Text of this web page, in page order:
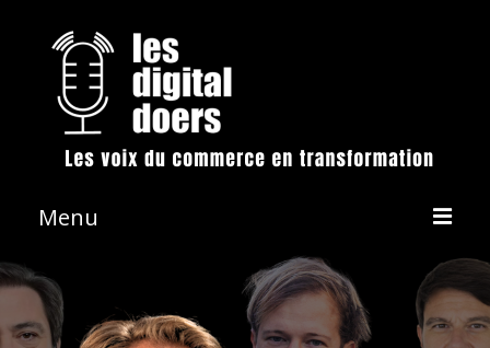
Menu
La démarche
Les émissions